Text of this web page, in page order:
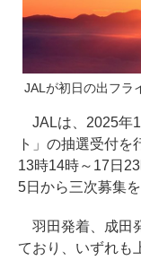
JALが初日の出フラ
JALは、2025年1
ト」の抽選受付を
13時14時～17日
5日から三次募集を
羽田発着、成田
ており、いずれも